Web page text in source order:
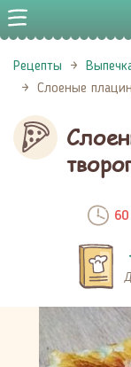
Рецепты
Слоеные
60